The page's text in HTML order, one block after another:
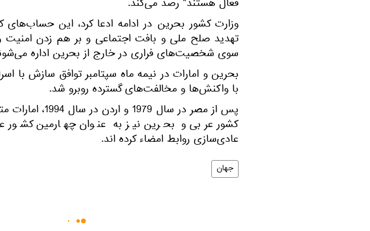
فعال هستند" رصد می‌کند.
وزارت کشور بحرین در ادامه ادعا کرد، این حساب‌های
تهدید صلح ملی و بافت اجتماعی و بر هم زدن امنیت
سوی شخصیت‌های فراری در خارج از بحرین اداره
بحرین و امارات در نیمه ماه سپتامبر توافق سازش با
با واکنش‌ها و مخالفت‌های گسترده روبرو شد.
پس از مصر در سال
کشور عربی و بحرین نیز به عنوان چهارمین کشور
عادی‌سازی روابط امضاء کرده اند.
جهان